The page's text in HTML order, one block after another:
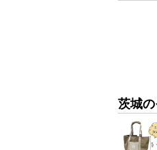
茨城